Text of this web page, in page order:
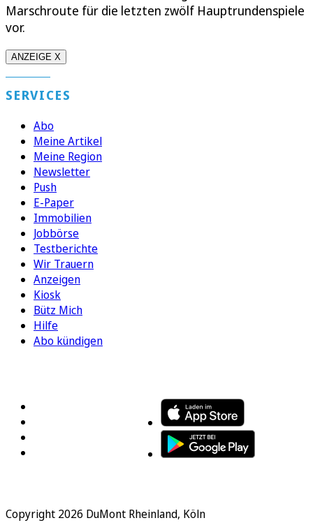
Marschroute für die letzten zwölf Hauptrundenspiele
vor.
ANZEIGE X
SERVICES
Abo
Meine Artikel
Meine Region
Newsletter
Push
E-Paper
Immobilien
Jobbörse
Testberichte
Wir Trauern
Anzeigen
Kiosk
Bütz Mich
Hilfe
Abo kündigen
Copyright 2026 DuMont Rheinland, Köln